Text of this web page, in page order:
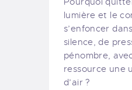
lumière et le
s’enfoncer
silence, de
pénombre,
ressource une
d’air ?